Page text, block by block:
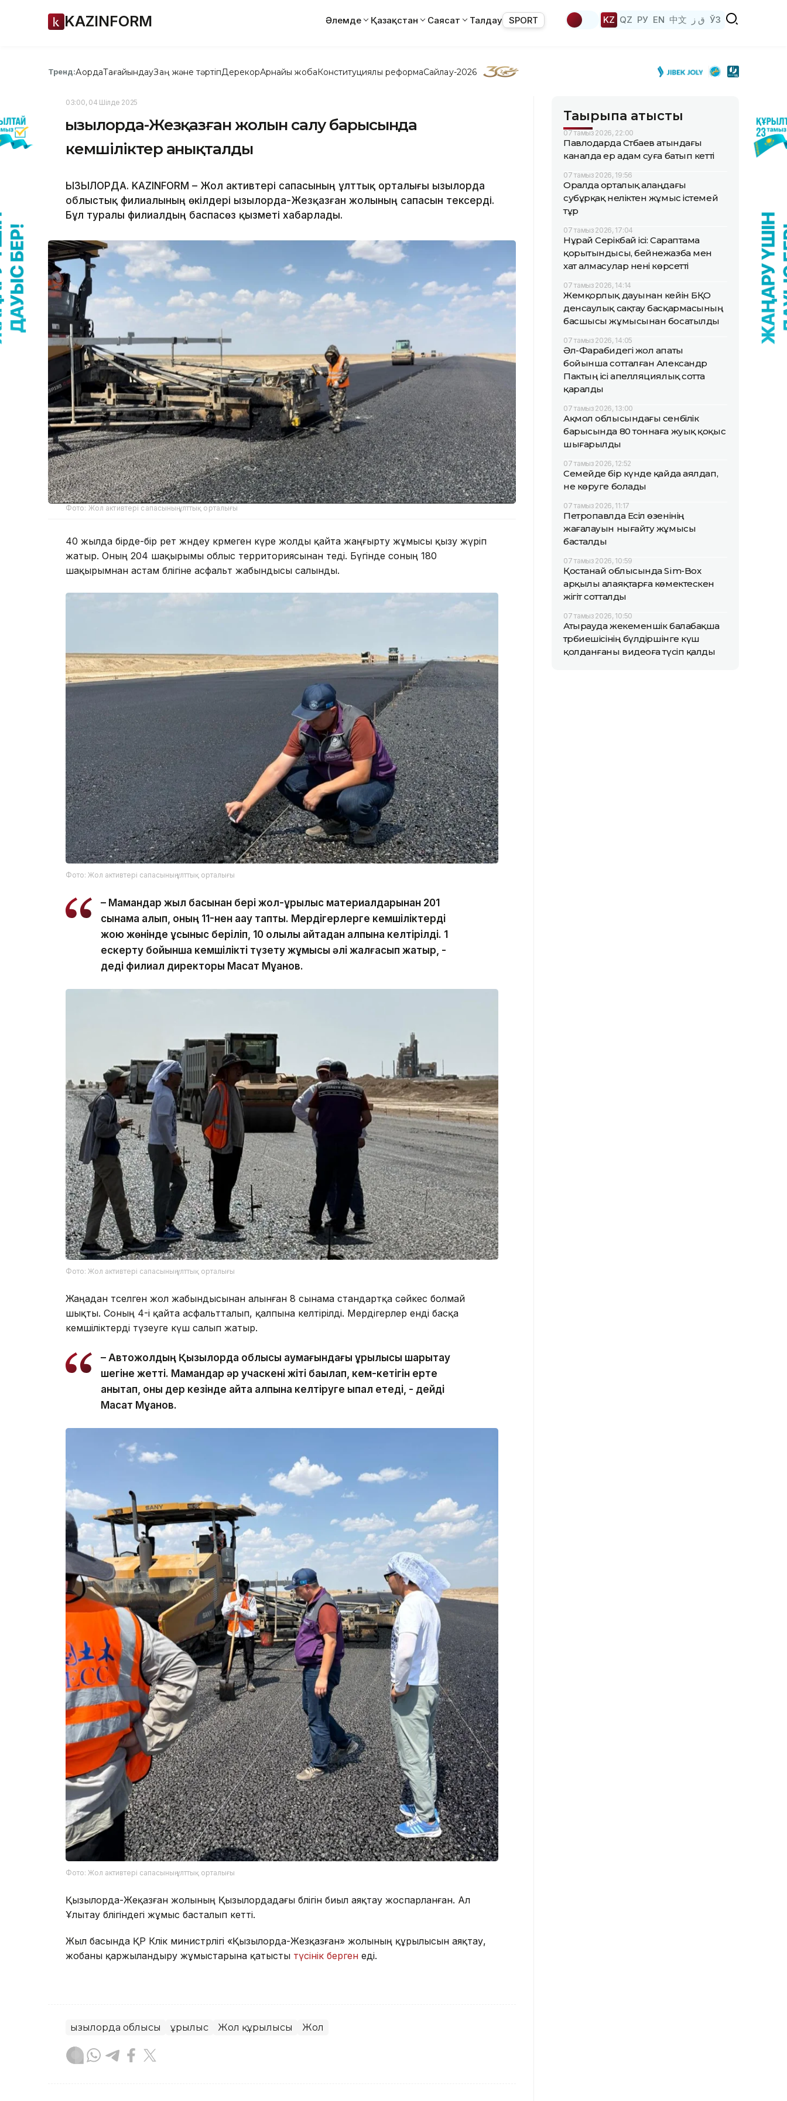
KAZINFORM Әлемде Қазақстан Саясат Талдау SPORT KZ QZ РУ EN 中文 ق ز ЎЗ
Тренд:АқордаТағайындауЗаң және тәртіпДерекқорАрнайы жобаКонституциялық реформаСайлау-2026
03:00, 04 Шілде 2025
Қызылорда-Жезқазған жолын салу барысында
кемшіліктер анықталды
ҚЫЗЫЛОРДА. KAZINFORM – Жол активтері сапасының ұлттық орталығы Қызылорда
облыстық филиалының өкілдері Қызылорда-Жезқазған жолының сапасын тексерді.
Бұл туралы филиалдың баспасөз қызметі хабарлады.
Фото: Жол активтері сапасының ұлттық орталығы
40 жылда бірде-бір рет жөндеу көрмеген күре жолды қайта жаңғырту жұмысы қызу жүріп
жатыр. Оның 204 шақырымы облыс территориясынан өтеді. Бүгінде соның 180
шақырымнан астам бөлігіне асфальт жабындысы салынды.
Фото: Жол активтері сапасының ұлттық орталығы
– Мамандар жыл басынан бері жол-құрылыс материалдарынан 201
сынама алып, оның 11-нен ақау тапты. Мердігерлерге кемшіліктерді
жою жөнінде ұсыныс беріліп, 10 олқылық қайтадан қалпына келтірілді. 1
ескерту бойынша кемшілікті түзету жұмысы әлі жалғасып жатыр, -
деді филиал директоры Мақсат Мұқанов.
Фото: Жол активтері сапасының ұлттық орталығы
Жаңадан төселген жол жабындысынан алынған 8 сынама стандартқа сәйкес болмай
шықты. Соның 4-і қайта асфальтталып, қалпына келтірілді. Мердігерлер енді басқа
кемшіліктерді түзеуге күш салып жатыр.
– Автожолдың Қызылорда облысы аумағындағы құрылысы шарықтау
шегіне жетті. Мамандар әр учаскені жіті бақылап, кем-кетігін ерте
анықтап, оны дер кезінде қайта қалпына келтіруге ықпал етеді, - дейді
Мақсат Мұқанов.
Фото: Жол активтері сапасының ұлттық орталығы
Қызылорда-Жеқазған жолының Қызылордадағы бөлігін биыл аяқтау жоспарланған. Ал
Ұлытау бөлігіндегі жұмыс басталып кетті.
Жыл басында ҚР Көлік министрлігі «Қызылорда-Жезқазған» жолының құрылысын аяқтау,
жобаны қаржыландыру жұмыстарына қатысты түсінік берген еді.
Қызылорда облысы Құрылыс Жол құрылысы Жол
Тақырыпқа қатысты
07 тамыз 2026, 22:00
Павлодарда Сәтбаев атындағы
каналда ер адам суға батып кетті
07 тамыз 2026, 19:56
Оралда орталық алаңдағы
субұрқақ неліктен жұмыс істемей
тұр
07 тамыз 2026, 17:04
Нұрай Серікбай ісі: Сараптама
қорытындысы, бейнежазба мен
хат алмасулар нені көрсетті
07 тамыз 2026, 14:14
Жемқорлық дауынан кейін БҚО
денсаулық сақтау басқармасының
басшысы жұмысынан босатылды
07 тамыз 2026, 14:05
Әл-Фарабидегі жол апаты
бойынша сотталған Александр
Пактың ісі апелляциялық сотта
қаралды
07 тамыз 2026, 13:00
Ақмол облысындағы сенбілік
барысында 80 тоннаға жуық қоқыс
шығарылды
07 тамыз 2026, 12:52
Семейде бір күнде қайда аялдап,
не көруге болады
07 тамыз 2026, 11:17
Петропавлда Есіл өзенінің
жағалауын нығайту жұмысы
басталды
07 тамыз 2026, 10:59
Қостанай облысында Sim-Box
арқылы алаяқтарға көмектескен
жігіт сотталды
07 тамыз 2026, 10:50
Атырауда жекеменшік балабақша
тәрбиешісінің бүлдіршінге күш
қолданғаны видеоға түсіп қалды